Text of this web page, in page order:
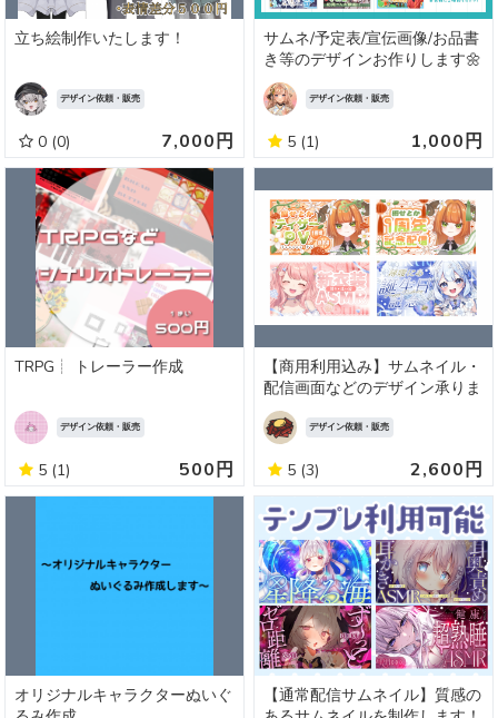
立ち絵制作いたします！
デザイン依頼・販売
0 (0) 7,000円
サムネ/予定表/宣伝画像/お品書
き等のデザインお作りします🌼
デザイン依頼・販売
5 (1) 1,000円
TRPG┊ トレーラー作成
デザイン依頼・販売
5 (1) 500円
【商用利用込み】サムネイル・
配信画面などのデザイン承りま
す
デザイン依頼・販売
5 (3) 2,600円
オリジナルキャラクターぬいぐ
【通常配信サムネイル】質感の